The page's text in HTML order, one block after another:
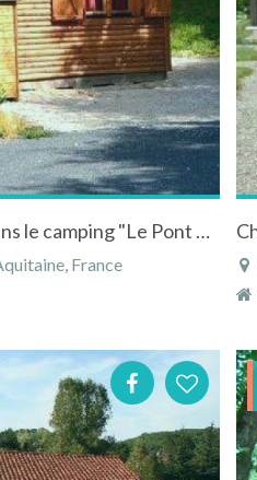
Chalet à Tamniès en Dordogne en Aquitaine dans le camping "Le Pont de Mazérat"
France